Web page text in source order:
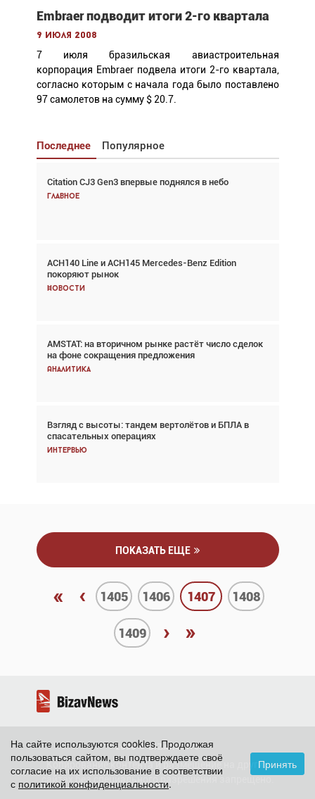
Embraer подводит итоги 2-го квартала
9 июля 2008
7 июля бразильская авиастроительная
корпорация Embraer подвела итоги 2-го квартала,
согласно которым с начала года было поставлено
97 самолетов на сумму $ 20.7.
Последнее Популярное
Citation CJ3 Gen3 впервые поднялся в небо
Главное
ACH140 Line и ACH145 Mercedes-Benz Edition
покоряют рынок
Новости
AMSTAT: на вторичном рынке растёт число сделок
на фоне сокращения предложения
Аналитика
Взгляд с высоты: тандем вертолётов и БПЛА в
спасательных операциях
Интервью
Взгляд с высоты: тандем вертолётов и БПЛА в
спасательных операциях
Авиационный фотограф Дэйв Кох: «Фотография
говорит сама за себя... а ИИ всё портит»
Новости
В городах чемпионата мира наблюдался подъём,
хотя общий трафик снизился
Аналитика
Частный самолёт – это актив. Подходите к
покупке соответствующим образом
Интервью
ПОКАЗАТЬ ЕЩЕ
« ‹ 1405 1406 1407 1408
1409 › »
2026 ©BizavNews
Копирование контента и размещение на других
сайтах без специального разрешения запрещено.
На сайте используются cookies. Продолжая
пользоваться сайтом, вы подтверждаете своё
согласие на их использование в соответствии
с политикой конфиденциальности.
Принять